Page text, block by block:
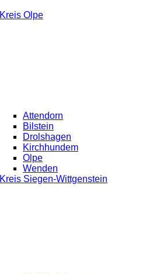
Kreis Olpe
Attendorn
Bilstein
Drolshagen
Kirchhundem
Olpe
Wenden
Kreis Siegen-Wittgenstein